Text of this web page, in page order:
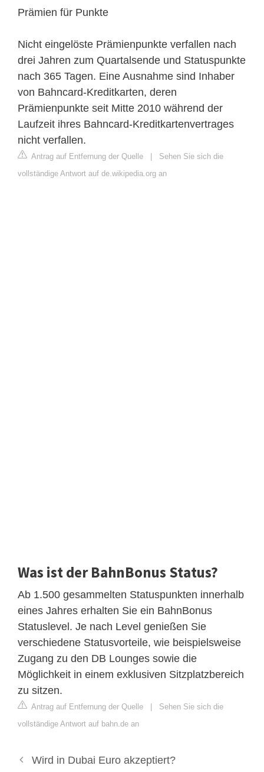
Prämien für Punkte
Nicht eingelöste Prämienpunkte verfallen nach
drei Jahren zum Quartalsende und Statuspunkte
nach 365 Tagen. Eine Ausnahme sind Inhaber
von Bahncard-Kreditkarten, deren
Prämienpunkte seit Mitte 2010 während der
Laufzeit ihres Bahncard-Kreditkartenvertrages
nicht verfallen.
Antrag auf Entfernung der Quelle | Sehen Sie sich die
vollständige Antwort auf de.wikipedia.org an
Was ist der BahnBonus Status?
Ab 1.500 gesammelten Statuspunkten innerhalb
eines Jahres erhalten Sie ein BahnBonus
Statuslevel. Je nach Level genießen Sie
verschiedene Statusvorteile, wie beispielsweise
Zugang zu den DB Lounges sowie die
Möglichkeit in einem exklusiven Sitzplatzbereich
zu sitzen.
Antrag auf Entfernung der Quelle | Sehen Sie sich die
vollständige Antwort auf bahn.de an
Wird in Dubai Euro akzeptiert?